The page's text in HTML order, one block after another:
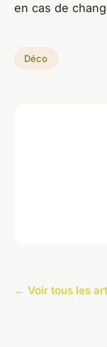
en cas de
Déco
← Voir tous les